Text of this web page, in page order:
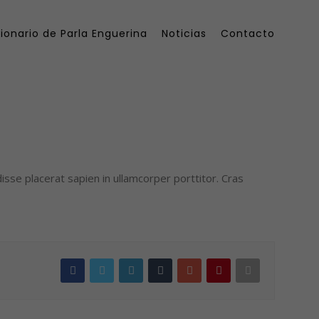
de Parla Enguerina Noticias Contacto
placerat sapien in ullamcorper porttitor. Cras